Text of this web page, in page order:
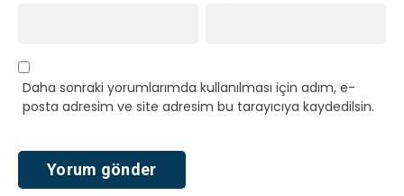
Daha sonraki yorumlarımda kullanılması için adım, e-
posta adresim ve site adresim bu tarayıcıya kaydedilsin.